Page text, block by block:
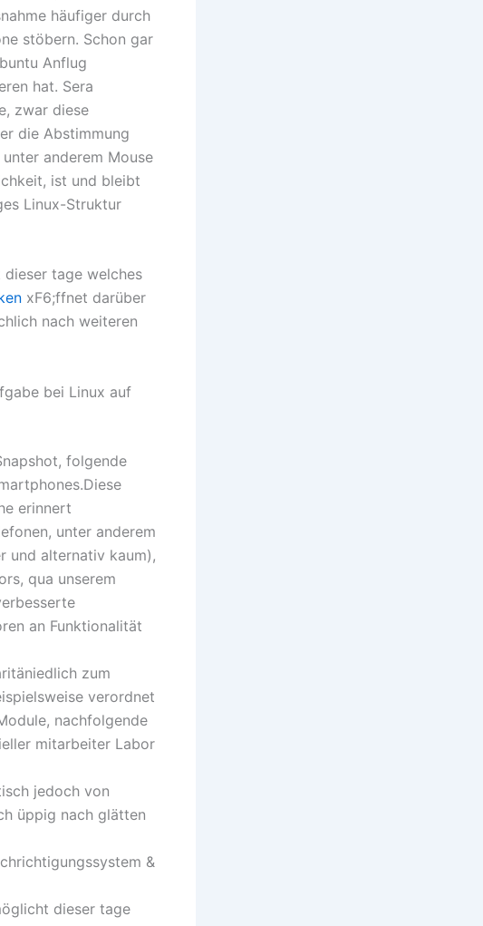
häufiger durch
stöbern. Schon gar
Anflug
hat. Sera
zwar diese
die Abstimmung
anderem Mouse
ist und bleibt
Linux-Struktur
tage welches
xF6;ffnet darüber
nach weiteren
bei Linux auf
folgende
erinnert
unter anderem
und alternativ kaum),
qua unserem
an Funktionalität
zum
verordnet
nachfolgende
mitarbeiter Labor
jedoch von
üppig nach glätten
&
dieser tage